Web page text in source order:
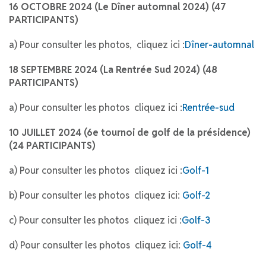
16 OCTOBRE 2024 (Le Dîner automnal 2024) (47
PARTICIPANTS)
a) Pour consulter les photos, cliquez ici :Dîner-automnal
18 SEPTEMBRE 2024 (La Rentrée Sud 2024) (48
PARTICIPANTS)
a) Pour consulter les photos cliquez ici :Rentrée-sud
10 JUILLET 2024 (6e tournoi de golf de la présidence)
(24 PARTICIPANTS)
a) Pour consulter les photos cliquez ici :Golf-1
b) Pour consulter les photos cliquez ici: Golf-2
c) Pour consulter les photos cliquez ici :Golf-3
d) Pour consulter les photos cliquez ici: Golf-4